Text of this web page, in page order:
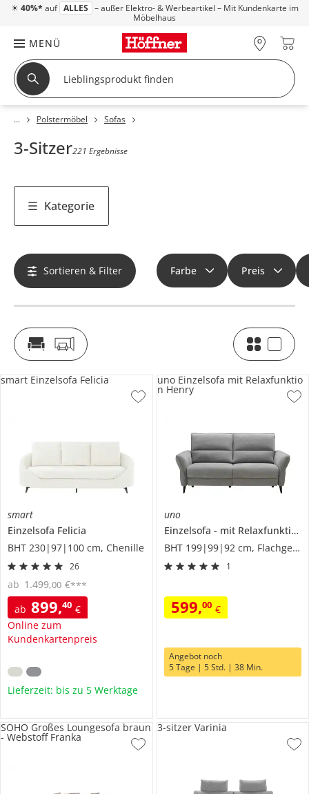
☀ 40%* auf ALLES – außer Elektro- & Werbeartikel – Mit Kundenkarte im
Möbelhaus
MENÜ
Polstermöbel Sofas
3-Sitzer221 Ergebnisse
Kategorie
Sortieren & Filter Farbe Preis
smart
Einzelsofa Felicia
BHT 230|97|100 cm, Chenille
26
ab 899,40 €
Online zum
Kundenkartenpreis
ab 1.499,00 €***
smart Einzelsofa Felicia
Lieferzeit: bis zu 5 Werktage
uno
Einzelsofa
mit Relaxfunktion
BHT 199|99|92 cm, Flachgewebe
1
599,00 €
uno Einzelsofa mit Relaxfunktio
n Henry
Angebot noch
5 Tage | 5 Std. | 38 Min.
SOHO Großes Loungesofa braun
- Webstoff Franka
3-sitzer Varinia